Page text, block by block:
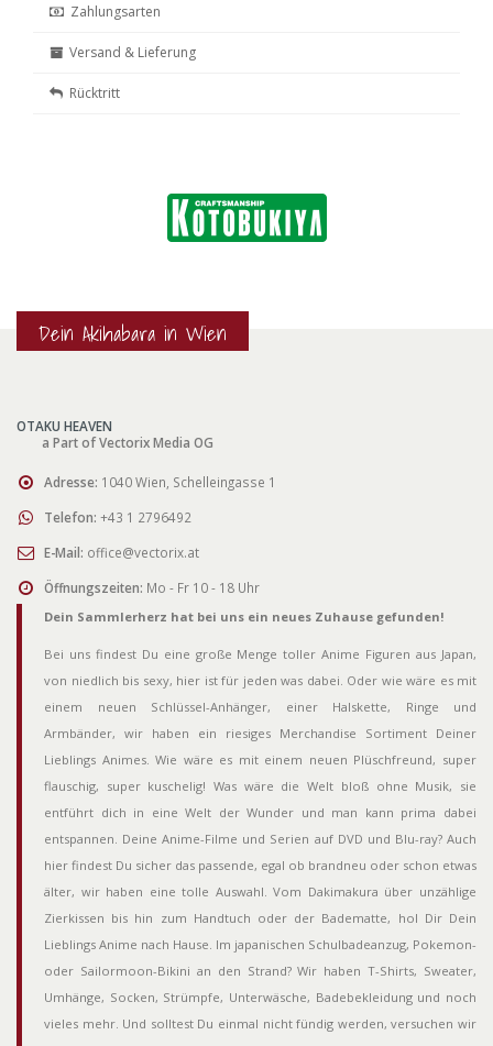
Zahlungsarten
Versand & Lieferung
Rücktritt
Dein Akihabara in Wien
OTAKU HEAVEN
a Part of Vectorix Media OG
Adresse: 1040 Wien, Schelleingasse 1
Telefon: +43 1 2796492
E-Mail: office@vectorix.at
Öffnungszeiten: Mo - Fr 10 - 18 Uhr
Dein Sammlerherz hat bei uns ein neues Zuhause gefunden!
Bei uns findest Du eine große Menge toller Anime Figuren aus Japan,
von niedlich bis sexy, hier ist für jeden was dabei. Oder wie wäre es mit
einem neuen Schlüssel-Anhänger, einer Halskette, Ringe und
Armbänder, wir haben ein riesiges Merchandise Sortiment Deiner
Lieblings Animes. Wie wäre es mit einem neuen Plüschfreund, super
flauschig, super kuschelig! Was wäre die Welt bloß ohne Musik, sie
entführt dich in eine Welt der Wunder und man kann prima dabei
entspannen. Deine Anime-Filme und Serien auf DVD und Blu-ray? Auch
hier findest Du sicher das passende, egal ob brandneu oder schon etwas
älter, wir haben eine tolle Auswahl. Vom Dakimakura über unzählige
Zierkissen bis hin zum Handtuch oder der Badematte, hol Dir Dein
Lieblings Anime nach Hause. Im japanischen Schulbadeanzug, Pokemon-
oder Sailormoon-Bikini an den Strand? Wir haben T-Shirts, Sweater,
Umhänge, Socken, Strümpfe, Unterwäsche, Badebekleidung und noch
vieles mehr. Und solltest Du einmal nicht fündig werden, versuchen wir